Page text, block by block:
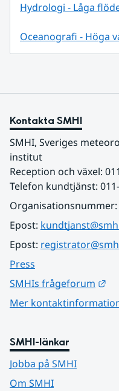
Hydrologi - Låga
Oceanografi - Höga
Kontakta SMHI
SMHI, Sveriges
institut
Reception och växel:
Telefon kundtjänst:
Organisationsnummer:
Epost:
Epost:
Press
SMHIs frågeforum
Mer
SMHI-länkar
Jobba på SMHI
Om SMHI